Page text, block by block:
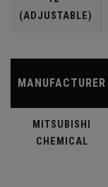
(ADJUSTABLE)
MANUFACTURER
MITSUBISHI
CHEMICAL